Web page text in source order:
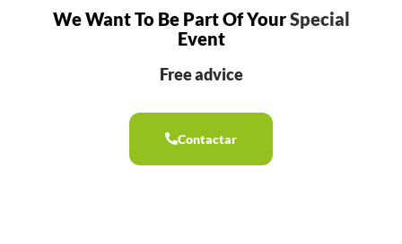
We Want To Be Part Of YourSpecial
Event
Free advice
Contactar